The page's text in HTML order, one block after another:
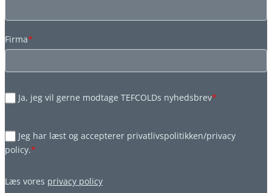
Firma*
Ja, jeg vil gerne modtage TEFCOLDs nyhedsbrev*
Jeg har læst og accepterer privatlivspolitikken/privacy
policy.*
Læs vores privacy policy